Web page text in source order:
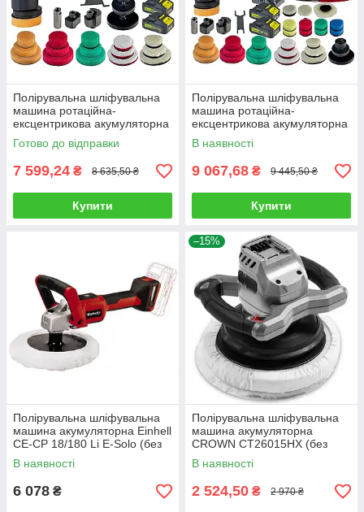
Полірувальна шліфувальна
машина ротаційна-
ексцентрикова акумуляторна
TITAN TDA 1212B Set
Готово до відправки
7 599,24 ₴ 8 635,50 ₴
Купити
Полірувальна шліфувальна
машина ротаційна-
ексцентрикова акумуляторна
TITAN TDA1212B Set 2
В наявності
9 067,68 ₴ 9 445,50 ₴
Купити
Полірувальна шліфувальна
машина акумуляторна Einhell
CE-CP 18/180 Li E-Solo (без
АКБ і зарядного)
В наявності
6 078 ₴
–15%
Полірувальна шліфувальна
машина акумуляторна
CROWN CT26015HX (без
АКБ і зарядного)
В наявності
2 524,50 ₴ 2 970 ₴